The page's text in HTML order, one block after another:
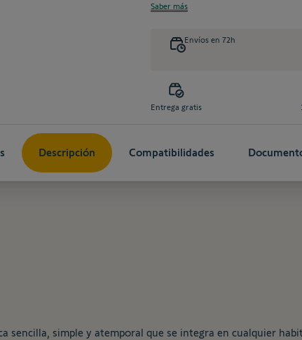
Saber más
Envíos en 72h
Entrega gratis
Descripción Compatibilidades
sencilla, simple y atemporal que se integra en cualquier